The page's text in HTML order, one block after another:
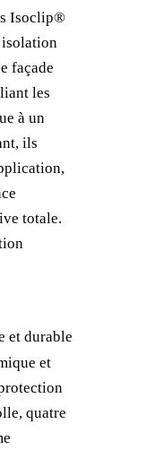
Isoclip®
façade
les
à un
ils
totale.
et durable
et
quatre